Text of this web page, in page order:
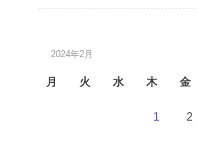
2024年2月
月 火 水 木 金
1 2